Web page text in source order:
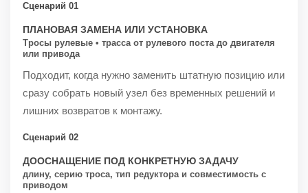
Сценарий 01
ПЛАНОВАЯ ЗАМЕНА ИЛИ УСТАНОВКА
Тросы рулевые • трасса от рулевого поста до двигателя
или привода
Подходит, когда нужно заменить штатную позицию или
сразу собрать новый узел без временных решений и
лишних возвратов к монтажу.
Сценарий 02
ДООСНАЩЕНИЕ ПОД КОНКРЕТНУЮ ЗАДАЧУ
длину, серию троса, тип редуктора и совместимость с
приводом